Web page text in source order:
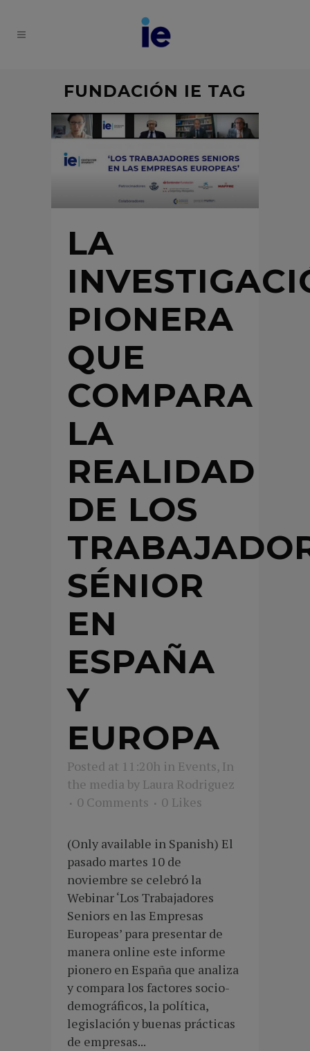
FUNDACIÓN IE TAG
LA
PIONERA
QUE
COMPARA
LA
REALIDAD
DE LOS
SÉNIOR
EN
ESPAÑA
Y
EUROPA
Posted at 11:20h in Events, In
the media by Laura Rodriguez
0 Comments
0 Likes
(Only available in Spanish) El
pasado martes 10 de
noviembre se celebró la
Webinar ‘Los Trabajadores
Seniors en las Empresas
Europeas’ para presentar de
manera online este informe
pionero en España que analiza
y compara los factores socio-
demográficos, la política,
legislación y buenas prácticas
de empresas...